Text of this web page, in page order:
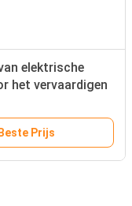
elektrische
het vervaardigen
van elektrische
Beste Prijs